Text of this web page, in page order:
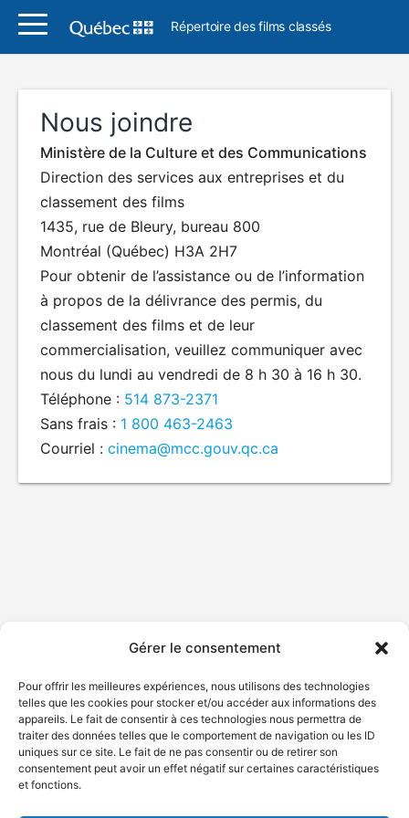
Gérer le consentement
Pour offrir les meilleures expériences, nous utilisons des technologies
telles que les cookies pour stocker et/ou accéder aux informations des
appareils. Le fait de consentir à ces technologies nous permettra de
traiter des données telles que le comportement de navigation ou les ID
uniques sur ce site. Le fait de ne pas consentir ou de retirer son
consentement peut avoir un effet négatif sur certaines caractéristiques
et fonctions.
Répertoire des films classés
Nous joindre
Ministère de la Culture et des Communications
Direction des services aux entreprises et du
classement des films
1435, rue de Bleury, bureau 800
Montréal (Québec) H3A 2H7
Pour obtenir de l’assistance ou de l’information
à propos de la délivrance des permis, du
classement des films et de leur
commercialisation, veuillez communiquer avec
nous du lundi au vendredi de 8 h 30 à 16 h 30.
Téléphone : 514 873-2371
Sans frais : 1 800 463-2463
Courriel : cinema@mcc.gouv.qc.ca